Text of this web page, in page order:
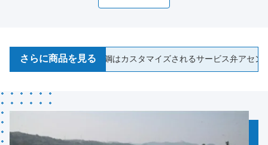
さらに商品を見る
ステンレス鋼はカスタマイズされるサービス弁アセンブリ